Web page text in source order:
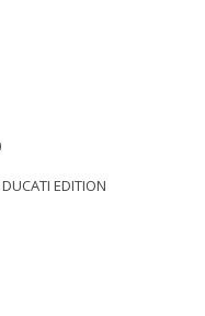
EDITION